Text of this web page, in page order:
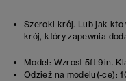
Szeroki krój. Lub jak kto
krój, który zapewnia
Model: Wzrost 5ft 9in.
Odzież na modelu(-ce):